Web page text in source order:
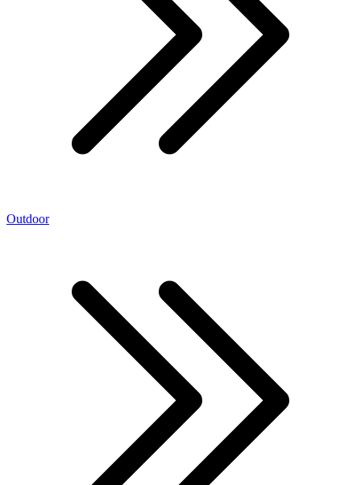
Outdoor